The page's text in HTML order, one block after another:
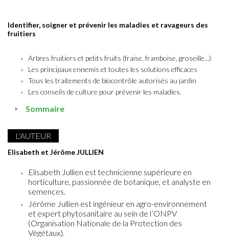
Identifier, soigner et prévenir les maladies et ravageurs des
fruitiers
Arbres fruitiers et petits fruits (fraise, framboise, groseille...)
Les principaux ennemis et toutes les solutions efficaces
Tous les traitements de biocontrôle autorisés au jardin
Les conseils de culture pour prévenir les maladies.
Sommaire
L'AUTEUR
Elisabeth et Jérôme JULLIEN
Elisabeth Jullien est technicienne supérieure en
horticulture, passionnée de botanique, et analyste en
semences.
Jérôme Jullien est ingénieur en agro-environnement
et expert phytosanitaire au sein de l’ONPV
(Organisation Nationale de la Protection des
Végétaux).